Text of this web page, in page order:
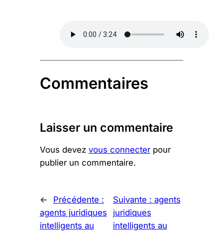
Commentaires
Laisser un commentaire
Vous devez vous connecterpour
publier un commentaire.
←
Précédente :
agents juridiques
intelligents au
Suivante : agents
juridiques
intelligents au